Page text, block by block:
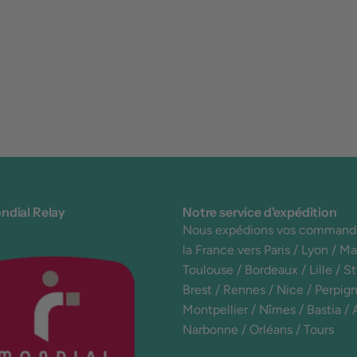
Relay Notre service d'expédition
Nous expédions vos
la France vers Paris / Lyon /
Toulouse / Bordeaux / Lille /
Brest / Rennes / Nice /
Montpellier / Nîmes / Bastia /
Narbonne / Orléans / Tours